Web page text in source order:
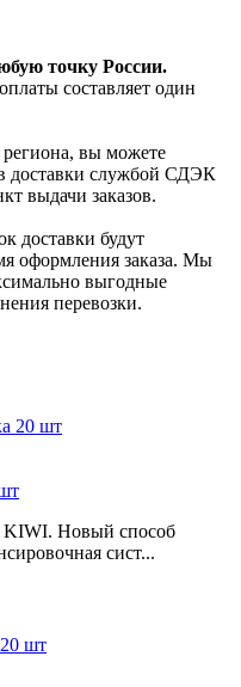
точку России.
составляет один
вы можете
доставки службой СДЭК
выдачи заказов.
доставки будут
оформления заказа. Мы
выгодные
перевозки.
KIWI. Новый способ
сист...